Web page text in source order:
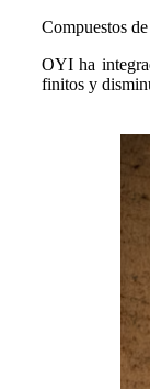
Compuestos
OYI ha
finitos y